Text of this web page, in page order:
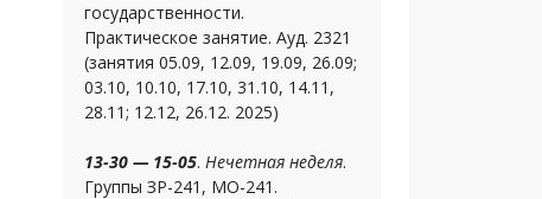
государственности.
Практическое занятие. Ауд. 2321
(занятия 05.09, 12.09, 19.09, 26.09;
03.10, 10.10, 17.10, 31.10, 14.11,
28.11; 12.12, 26.12. 2025)
13-30 — 15-05. Нечетная неделя.
Группы ЗР-241, МО-241.